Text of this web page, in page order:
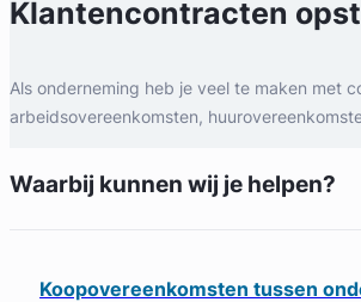
Klantencontracten
Als onderneming heb je veel te maken met
arbeidsovereenkomsten,
Waarbij kunnen wij je helpen?
Koopovereenkomsten tussen